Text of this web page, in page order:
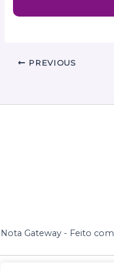
PREVIOUS
Nota Gateway - Feito com